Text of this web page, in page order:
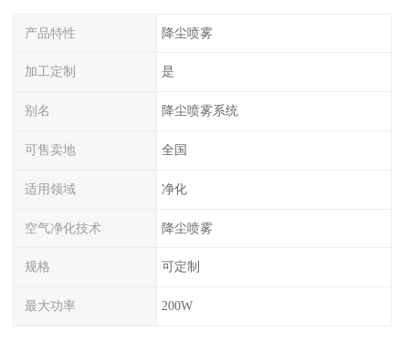
产品特性 降尘喷雾
加工定制 是
别名 降尘喷雾系统
可售卖地 全国
适用领域 净化
空气净化技术 降尘喷雾
规格 可定制
最大功率 200W